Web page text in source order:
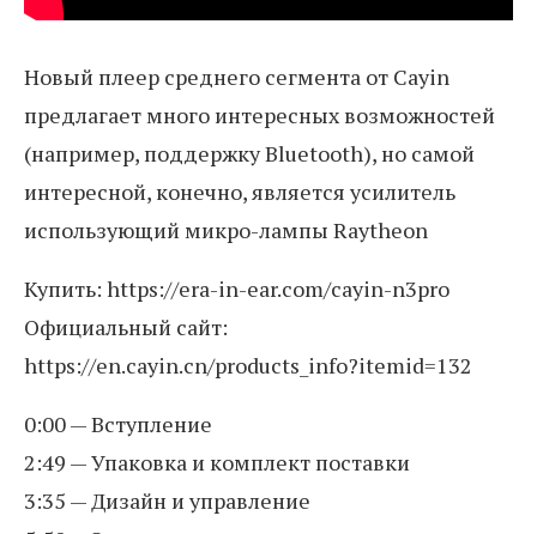
Новый плеер среднего сегмента от Cayin
предлагает много интересных возможностей
(например, поддержку Bluetooth), но самой
интересной, конечно, является усилитель
использующий микро-лампы Raytheon
Купить: https://era-in-ear.com/cayin-n3pro
Официальный сайт:
https://en.cayin.cn/products_info?itemid=132
0:00 — Вступление
2:49 — Упаковка и комплект поставки
3:35 — Дизайн и управление